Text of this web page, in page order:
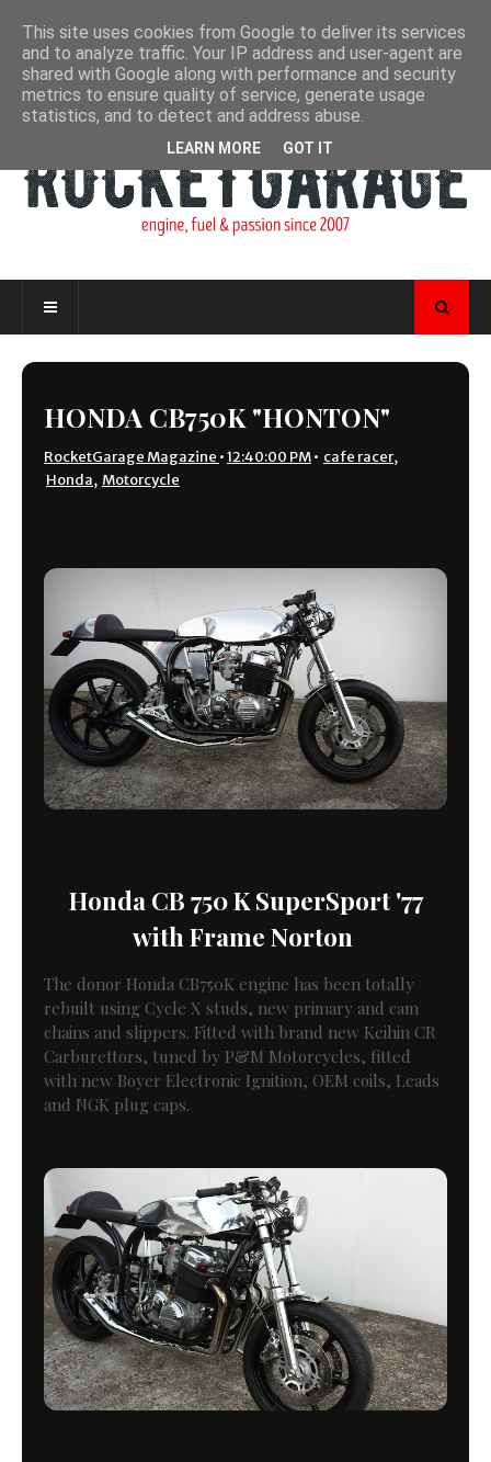
HONDA CB750K "HONTON"
RocketGarage Magazine •12:40:00 PM• cafe racer,
Honda, Motorcycle
Honda CB 750 K SuperSport '77
withFrame Norton
The donor Honda CB750K engine has been totally
rebuilt using Cycle X studs, new primary and cam
chains and slippers. Fitted with brand new Keihin CR
Carburettors, tuned by P&M Motorcycles, fitted
with new Boyer Electronic Ignition, OEM coils, Leads
and NGK plug caps.
This site uses cookies from Google to deliver its services
and to analyze traffic. Your IP address and user-agent are
shared with Google along with performance and security
metrics to ensure quality of service, generate usage
statistics, and to detect and address abuse.
LEARN MORE GOT IT